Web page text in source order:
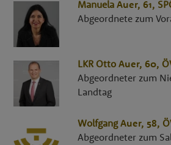
Manuela Auer, 61,
Abgeordnete zum
LKR Otto Auer, 60,
Abgeordneter zum
Landtag
Wolfgang Auer, 58,
Abgeordneter zum